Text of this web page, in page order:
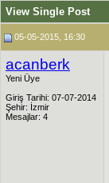
View Single Post
05-05-2015, 16:30
acanberk
Yeni Üye
Giriş Tarihi: 07-07-2014
Şehir: İzmir
Mesajlar: 4